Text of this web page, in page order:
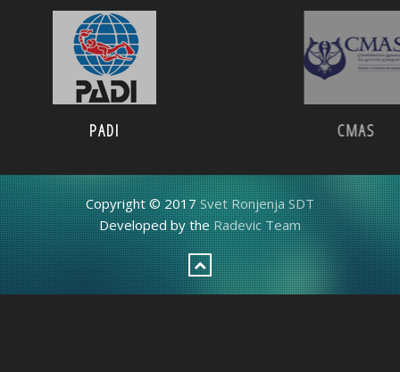
PADI
Copyright © 2017Svet Ronjenja SDT
Developed by theRadevic Team